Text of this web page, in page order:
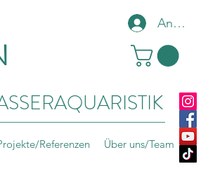
Anmelden
Referenzen Über uns/Team